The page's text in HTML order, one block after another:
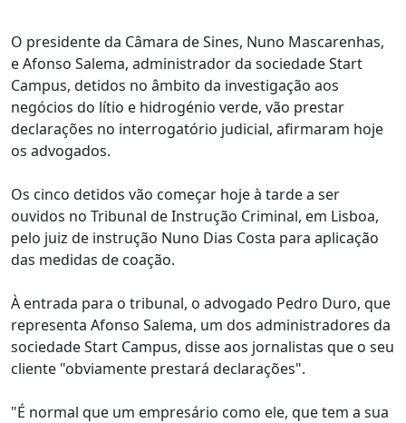
O presidente da Câmara de Sines, Nuno Mascarenhas,
e Afonso Salema, administrador da sociedade Start
Campus, detidos no âmbito da investigação aos
negócios do lítio e hidrogénio verde, vão prestar
declarações no interrogatório judicial, afirmaram hoje
os advogados.
Os cinco detidos vão começar hoje à tarde a ser
ouvidos no Tribunal de Instrução Criminal, em Lisboa,
pelo juiz de instrução Nuno Dias Costa para aplicação
das medidas de coação.
À entrada para o tribunal, o advogado Pedro Duro, que
representa Afonso Salema, um dos administradores da
sociedade Start Campus, disse aos jornalistas que o seu
cliente "obviamente prestará declarações".
"É normal que um empresário como ele, que tem a sua